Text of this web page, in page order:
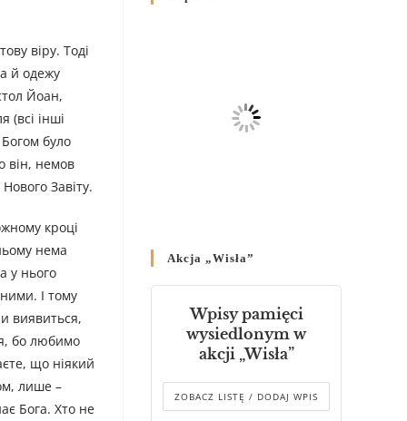
віру. Тоді
й одежу
Йоан,
(всі інші
було
він, немов
Завіту.
кроці
нема
у нього
І тому
виявиться,
бо любимо
що ніякий
лише –
Бога. Хто не
Родин
Справ Молоді та встановленя
складу Катихитичної Комісії
днях 2-12 липня 2024 р.”
Декрет єпископів
Перемисько-Варшавської
Митрополії стосовно
звершування Божественної
літургії
Akcja „Wisła”
Wpisy pamięci
wysiedlonym w
akcji „Wisła”
ZOBACZ LISTĘ / DODAJ WPIS